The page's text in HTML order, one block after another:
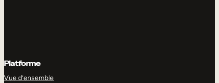
Platforme
Vue d’ensemble